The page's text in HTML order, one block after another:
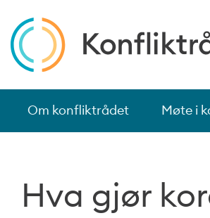
Om konfliktrådet Møte i
Hva gjør